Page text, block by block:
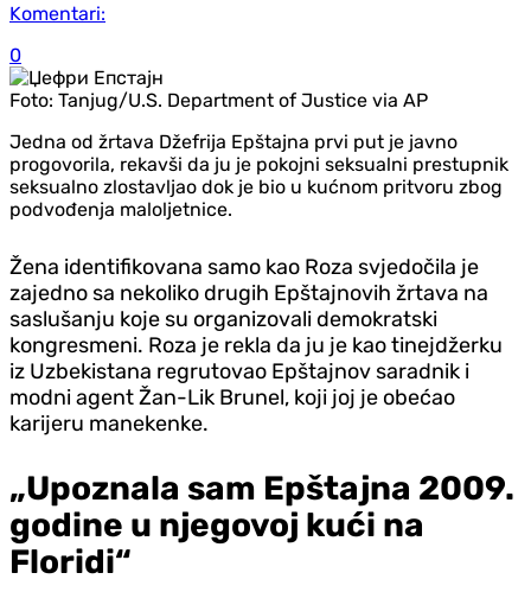
Komentari:
0
Foto: Tanjug/U.S. Department of Justice via AP
Jedna od žrtava Džefrija Epštajna prvi put je javno
progovorila, rekavši da ju je pokojni seksualni prestupnik
seksualno zlostavljao dok je bio u kućnom pritvoru zbog
podvođenja maloljetnice.
Žena identifikovana samo kao Roza svjedočila je
zajedno sa nekoliko drugih Epštajnovih žrtava na
saslušanju koje su organizovali demokratski
kongresmeni. Roza je rekla da ju je kao tinejdžerku
iz Uzbekistana regrutovao Epštajnov saradnik i
modni agent Žan-Lik Brunel, koji joj je obećao
karijeru manekenke.
„Upoznala sam Epštajna 2009.
godine u njegovoj kući na
Floridi“